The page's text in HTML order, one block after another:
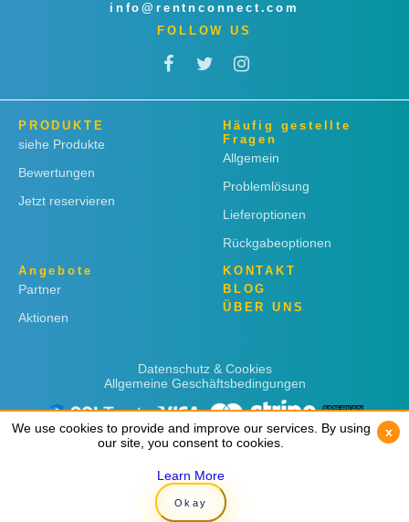
info@rentnconnect.com
FOLLOW US
PRODUKTE
siehe Produkte
Bewertungen
Jetzt reservieren
Häufig gestellte
Fragen
Allgemein
Problemlösung
Lieferoptionen
Rückgabeoptionen
Angebote
Partner
Aktionen
KONTAKT
BLOG
ÜBER UNS
Datenschutz & Cookies
Allgemeine Geschäftsbedingungen
Copyright © 2019 Rent 'n Connect
We use cookies to provide and improve our services. By using
our site, you consent to cookies.
Learn More
Okay
x
We use cookies to provide and improve our services. By using
our site, you consent to cookies.
Learn More
Okay
x